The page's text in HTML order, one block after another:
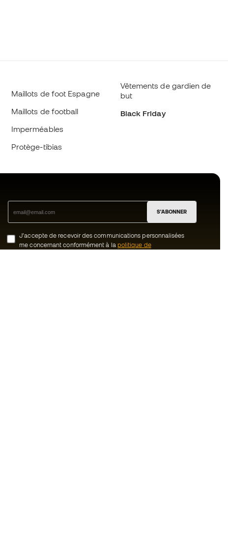
Maillots de foot Espagne
Maillots de football
Imperméables
Protège-tibias
Vêtements de gardien de
but
Black Friday
S'ABONNER
J’accepte de recevoir des communications personnalisées
me concernant conformément à la politique de